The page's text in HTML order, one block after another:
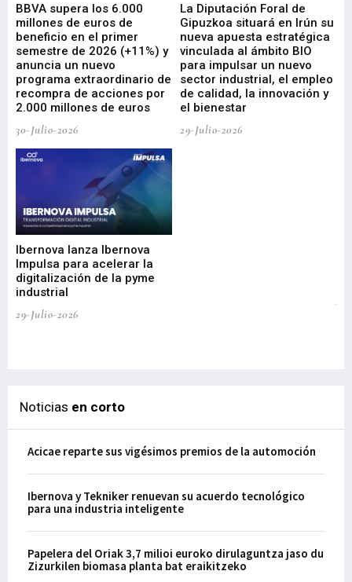
BBVA supera los 6.000
millones de euros de
beneficio en el primer
semestre de 2026 (+11%) y
anuncia un nuevo
programa extraordinario de
recompra de acciones por
2.000 millones de euros
30-Julio-2026
La Diputación Foral de
Gipuzkoa situará en Irún su
nueva apuesta estratégica
vinculada al ámbito BIO
para impulsar un nuevo
sector industrial, el empleo
de calidad, la innovación y
el bienestar
29-Julio-2026
Ibernova lanza Ibernova
Impulsa para acelerar la
digitalización de la pyme
industrial
29-Julio-2026
Noticias en corto
Acicae reparte sus vigésimos premios de la automoción
Ibernova y Tekniker renuevan su acuerdo tecnológico
para una industria inteligente
Papelera del Oriak 3,7 milioi euroko dirulaguntza jaso du
Zizurkilen biomasa planta bat eraikitzeko